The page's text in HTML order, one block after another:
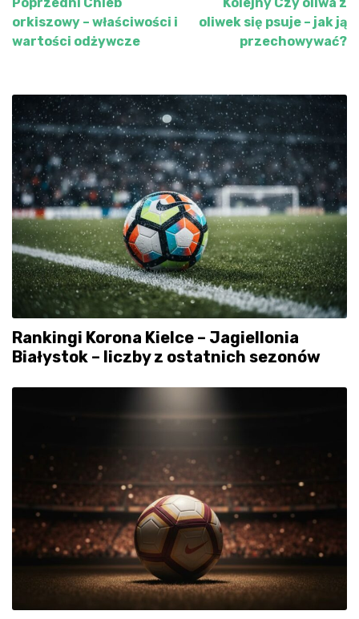
Nawigacja
wpisu
orkiszowy – właściwości i
wartości odżywcze
oliwek się psuje – jak ją
przechowywać?
Rankingi Korona Kielce – Jagiellonia
Białystok – liczby z ostatnich sezonów